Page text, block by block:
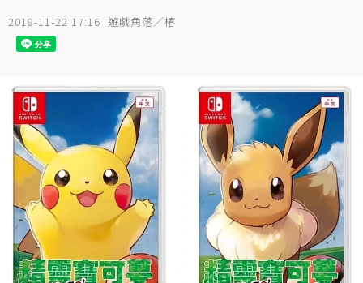
2018-11-22 17:16 遊戲角落／椿